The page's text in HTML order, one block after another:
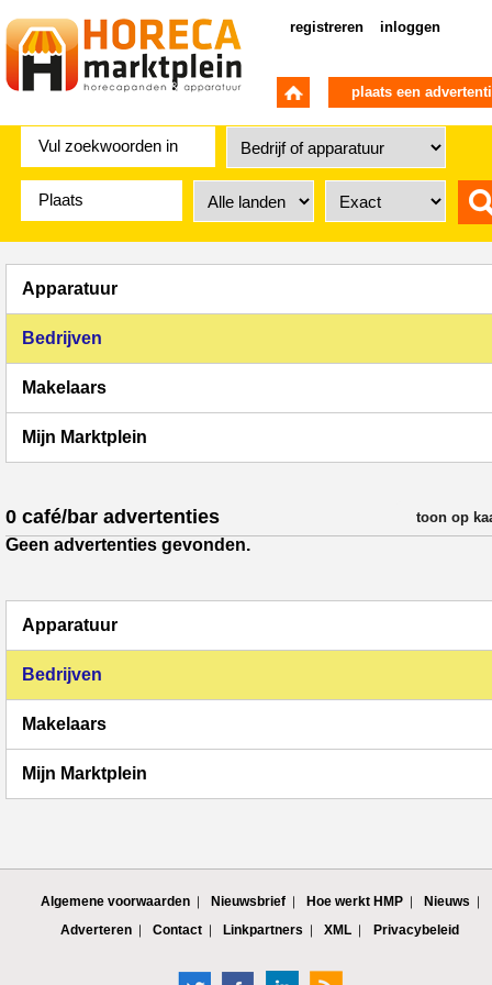
registreren inloggen
plaats een
Apparatuur
Bedrijven
Makelaars
Mijn Marktplein
0 café/bar advertenties verfijn
toon op
Geen advertenties gevonden.
Apparatuur
Bedrijven
Makelaars
Mijn Marktplein
Algemene voorwaarden Nieuwsbrief Hoe werkt HMP
Nieuws
Adverteren
Contact Linkpartners XML Privacybeleid